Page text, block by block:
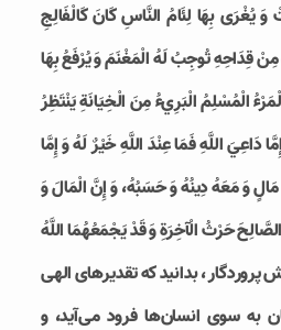
يُغْرَى بِهَا لِئَامُ النَّاسِ كَانَ كَالْفَالِجِ
مِنْ قِدَاحِهِ تُوجِبُ لَهُ الْمَغْنَمَ وَ يُرْفَعُ بِهَا
الْمُسْلِمُ الْبَرِيءُ مِنَ الْخِيَانَةِ يَنْتَظِرُ
دَاعِيَ اللَّهِ فَمَا عِنْدَ اللَّهِ خَيْرٌ لَهُ وَ إِمَّا
وَ مَعَهُ دِينُهُ وَ حَسَبُهُ، وَ إِنَّ الْمَالَ وَ
حَرْثُ الْآخِرَةِ وَ قَدْ يَجْمَعُهُمَا اللَّهُ
، بدانید که تقدیرهای الهی
به سوی انسان‌ها فرود می‌آید، و